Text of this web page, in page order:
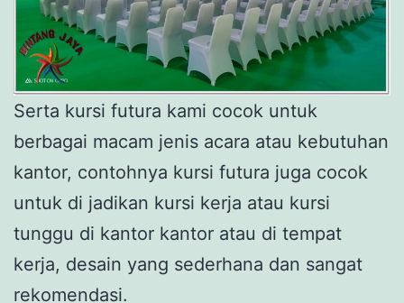
Serta kursi futura kami cocok untuk
berbagai macam jenis acara atau kebutuhan
kantor, contohnya kursi futura juga cocok
untuk di jadikan kursi kerja atau kursi
tunggu di kantor kantor atau di tempat
kerja, desain yang sederhana dan sangat
rekomendasi.